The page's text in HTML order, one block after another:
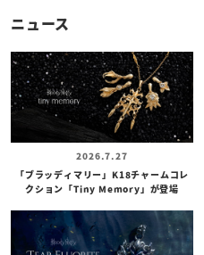
ニュース
2026.7.27
「ブラッディマリー」K18チャームコレ
クション「Tiny Memory」が登場